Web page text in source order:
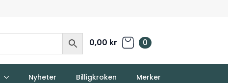
0,00 kr 0
Nyheter Billigkroken Merker